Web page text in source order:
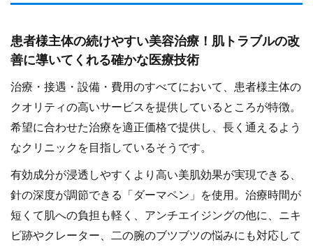
患者様主体の続けやすい美容治療！肌トラブルの改
善に導いてくれる確かな医療技術
治療・接遇・設備・費用のすべてにおいて、患者様主体の
クオリティの高いサービスを提供しているところが特徴。
希望に合わせた治療を適正価格で提供し、長く通えるよう
なクリニックを目指しているそうです。
有効成分が浸透しやすくより高い美肌効果が実現できる、
針の深度が調節できる「ダーマペン」を使用。治療時間が
短くて肌への負担も軽く、アンチエイジングの他に、ニキ
ビ跡やクレーター、二の腕のブツブツの悩みにも対応して